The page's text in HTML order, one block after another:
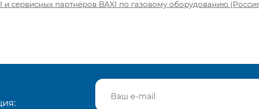
и сервисных партнёров BAXI по газовому оборудованию